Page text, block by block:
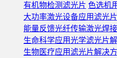
有机物检测滤光片 色选机
大功率激光设备应用滤光
能量反馈光纤传输激光焊
生命科学应用光学滤光片
生物医疗应用滤光片解决